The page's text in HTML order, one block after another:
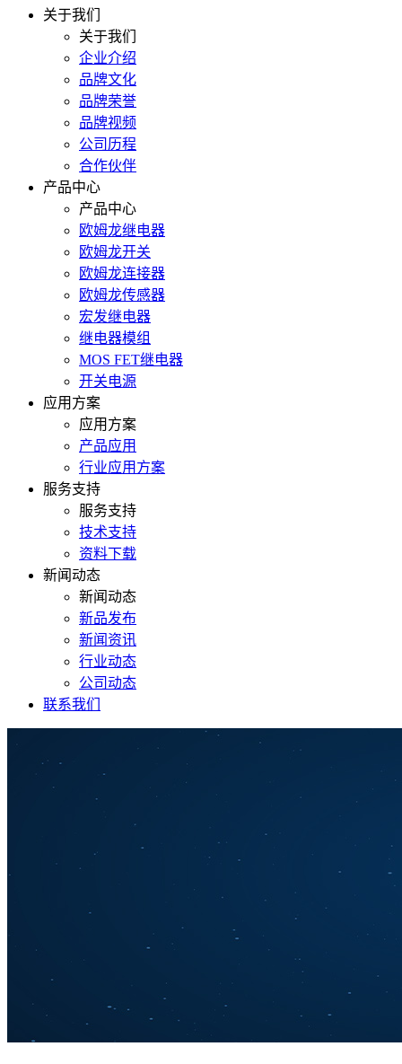
关于我们
关于我们
企业介绍
品牌文化
品牌荣誉
品牌视频
公司历程
合作伙伴
产品中心
产品中心
欧姆龙继电器
欧姆龙开关
欧姆龙连接器
欧姆龙传感器
宏发继电器
继电器模组
MOS FET继电器
开关电源
应用方案
应用方案
产品应用
行业应用方案
服务支持
服务支持
技术支持
资料下载
新闻动态
新闻动态
新品发布
新闻资讯
行业动态
公司动态
联系我们